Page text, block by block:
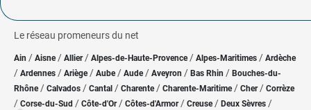
Le réseau promeneurs du net
Ain / Aisne/ Allier/ Alpes-de-Haute-Provence / Alpes-Maritimes / Ardèche
/ Ardennes / Ariège/ Aube/ Aude / Aveyron / Bas Rhin / Bouches-du-
Rhône/ Calvados / Cantal / Charente / Charente-Maritime/ Cher / Corrèze
/ Corse-du-Sud / Côte-d'Or / Côtes-d'Armor/ Creuse/ Deux Sèvres /